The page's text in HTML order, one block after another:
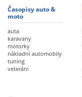
Časopisy auto &
moto
auta
karavany
motorky
nákladní automobily
tuning
veteráni